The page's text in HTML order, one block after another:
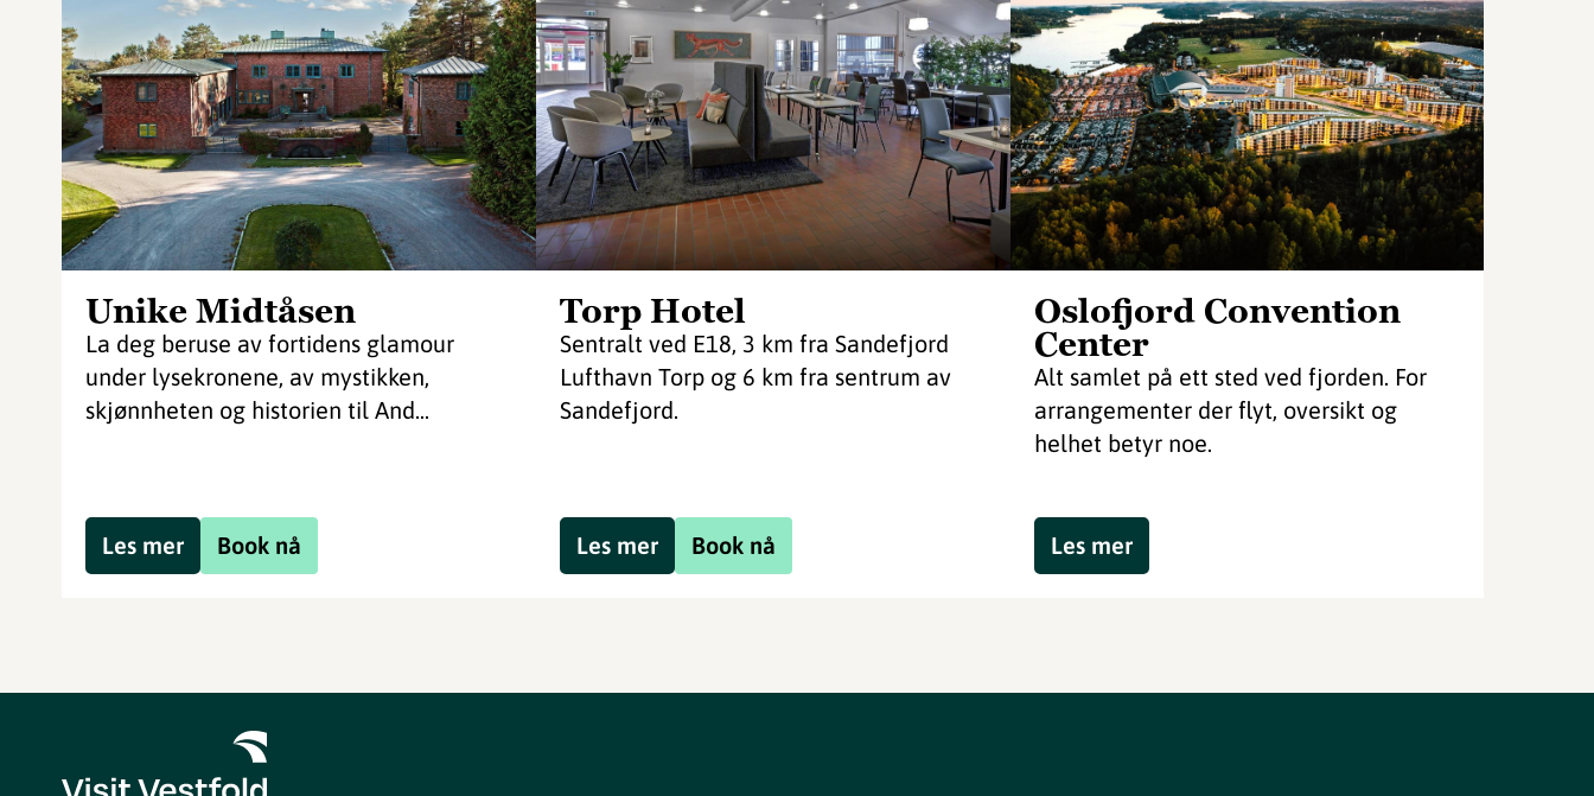
Unike Midtåsen
La deg beruse av fortidens glamour
under lysekronene, av mystikken,
skjønnheten og historien til And...
Book nå
Les mer
Torp Hotel
Sentralt ved E18, 3 km fra Sandefjord
Lufthavn Torp og 6 km fra sentrum av
Sandefjord.
Book nå
Les mer
Oslofjord Convention
Center
Alt samlet på ett sted ved fjorden. For
arrangementer der flyt, oversikt og
helhet betyr noe.
Les mer